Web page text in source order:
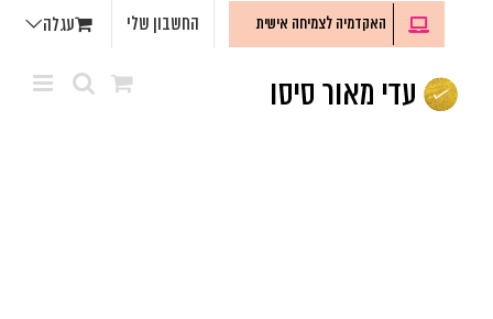
האקדמיה לצמיחה אישית החשבון שלי עגלה